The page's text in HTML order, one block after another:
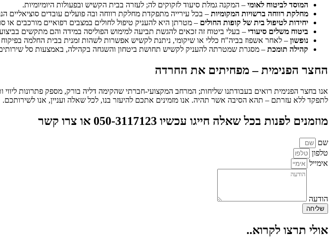
המוסד לביטוח לאומי – המקנה גמלת סיעוד לזקוקים לה; לעזרה בבית הקשיש ובפעולות היומיומיות.
מחלקת רווחה ברשויות המקומיות – בכל עירייה מתפקדת מחלקת רווחה ובה פועלים עובדים סוציאליים
יחידות לטיפול בית של קופות החולים – מטרתן היא להעניק טיפול לחולים במצבים רפואיים מורכבים או
ביטוח משלים סיעודי – בעלי ביטוח זה זכאים להגשת תביעה למימוש הפוליסה במידה והם מתקשים
נופשון – לאחר אשפוז בביה"ח כללי או שיקומי, ניתנת לקשיש אפשרות לשהות זמנית בבית החלמה בפיקוח
קהילה תומכת – מסגרת שמטרתה להעניק לקשיש תחושת ביטחון והשגחה בקהילה, באמצעות סל
החצר הפנימית – מפחיתים את החרדה
אנו בחצר הפנימית רואים בעבודתנו שליחות; המרחב המקצועי-חברתי שהקימה דליה בורק, מספק פתרונות
לתפקד ללא עזרתם – תהא הסיבה אשר תהיה. אנו מזמינים אתכם להיעזר בנו, לכל שאלה ועניין, אנו לשירותכם.
מוזמנים לפנות בכל שאלה חייגו עכשיו 050-3117123 או צרו קשר
שם
טלפון
אימייל
הודעה
שליחה
אולי תרצו לקרוא..